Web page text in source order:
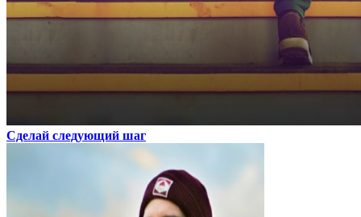
Сделай следующий шаг